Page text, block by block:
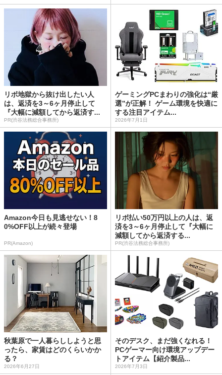
リボ地獄から抜け出したい人
は、返済を3～6ヶ月停止して
『大幅に減額してから返済す...
PR(渋谷法務総合事務所)
ゲーミングPCまわりの強化は“厳
選”が正解！ ゲーム環境を快適に
する注目アイテム...
2026年7月1日
Amazon今日も見逃せない！8
0%OFF以上が続々登場
PR(Amazon)
リボ払い50万円以上の人は、返
済を3～6ヶ月停止して『大幅に
減額してから返済する...
PR(渋谷法務総合事務所)
秋葉原で一人暮らししようと思
ったら、家賃はどのくらいかか
る？
2026年6月27日
そのデスク、まだ強くなれる！
PCゲーマー向け環境アップデー
トアイテム【紹介製品...
2026年7月3日